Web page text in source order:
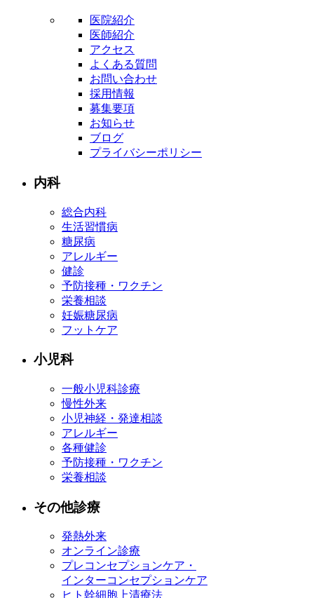
医院紹介
医師紹介
アクセス
よくある質問
お問い合わせ
採用情報
募集要項
お知らせ
ブログ
プライバシーポリシー
内科
総合内科
生活習慣病
糖尿病
アレルギー
健診
予防接種・ワクチン
栄養相談
妊娠糖尿病
フットケア
小児科
一般小児科診療
慢性外来
小児神経・発達相談
アレルギー
各種健診
予防接種・ワクチン
栄養相談
その他診療
発熱外来
オンライン診療
プレコンセプションケア・
インターコンセプションケア
ヒト幹細胞上清療法